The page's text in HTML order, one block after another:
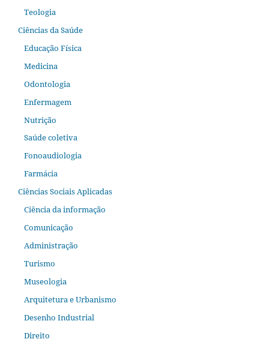
Teologia
Ciências da Saúde
Educação Física
Medicina
Odontologia
Enfermagem
Nutrição
Saúde coletiva
Fonoaudiologia
Farmácia
Ciências Sociais Aplicadas
Ciência da informação
Comunicação
Administração
Turismo
Museologia
Arquitetura e Urbanismo
Desenho Industrial
Direito